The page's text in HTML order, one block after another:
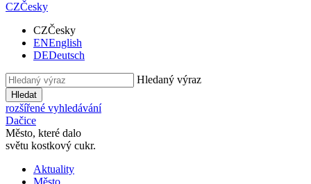
CZČesky
CZČesky
ENEnglish
DEDeutsch
Hledaný výraz
Hledat
rozšířené vyhledávání
Dačice
Město, které dalo
světu kostkový cukr.
Aktuality
Město